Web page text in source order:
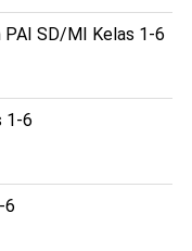
PAI SD/MI Kelas 1-6
1-6
6